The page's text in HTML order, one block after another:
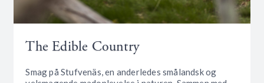
The Edible Country
Smag på Stufvenäs, en anderledes smålandsk og